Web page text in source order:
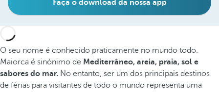
Faça o download da nossa app
O seu nome é conhecido praticamente no mundo todo.
Maiorca é sinónimo de Mediterrâneo, areia, praia, sol e
sabores do mar. No entanto, ser um dos principais destinos
de férias para visitantes de todo o mundo representa uma